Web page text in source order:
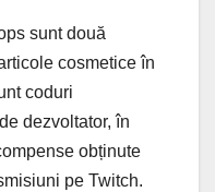
sunt două
cosmetice în
coduri
dezvoltator, în
obținute
pe Twitch.